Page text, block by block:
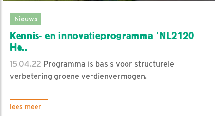
Nieuws
Kennis- en innovatieprogramma ‘NL2120
He..
15.04.22 Programma is basis voor structurele
verbetering groene verdienvermogen.
lees meer